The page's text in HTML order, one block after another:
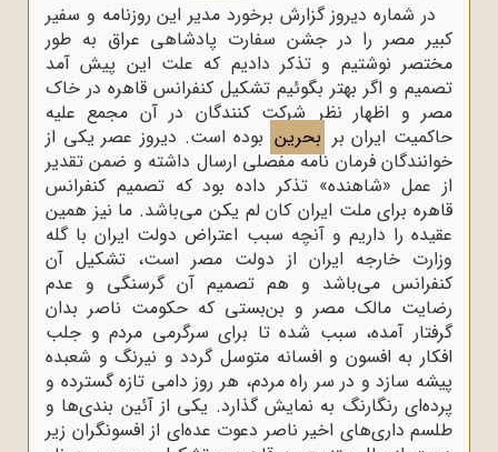
در شماره دیروز گزارش برخورد مدیر این روزنامه و سفیر
کبیر مصر را در جشن سفارت پادشاهی عراق به طور
مختصر نوشتیم و تذکر دادیم که علت این پیش آمد
تصمیم و اگر بهتر بگوئیم تشکیل کنفرانس قاهره در خاک
مصر و اظهار نظر شرکت کنندگان در آن مجمع علیه
حاکمیت ایران بر بحرین بوده است. دیروز عصر یکی از
خوانندگان فرمان نامه مفصلی ارسال داشته و ضمن تقدیر
از عمل «شاهنده» تذکر داده بود که تصمیم کنفرانس
قاهره برای ملت ایران کان لم یکن می‌باشد. ما نیز همین
عقیده را داریم و آنچه سبب اعتراض دولت ایران با گله
وزارت خارجه ایران از دولت مصر است، تشکیل آن
کنفرانس می‌باشد و هم تصمیم آن گرسنگی و عدم
رضایت مالک مصر و بن‌بستی که حکومت ناصر بدان
گرفتار آمده، سبب شده تا برای سرگرمی مردم و جلب
افکار به افسون و افسانه متوسل گردد و نیرنگ و شعبده
پیشه سازد و در سر راه مردم، هر روز دامی تازه گسترده و
پرده‌ای رنگارنگ به نمایش گذارد. یکی از آئین بندی‌ها و
طلسم داری‌های اخیر ناصر دعوت عده‌ای از افسونگران زیر